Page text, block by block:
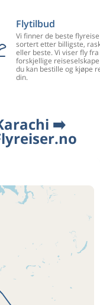
Flytilbud
Vi finner de beste
sortert etter billigste,
eller beste. Vi viser fly
forskjellige
du kan bestille og kjøpe
din.
➡️